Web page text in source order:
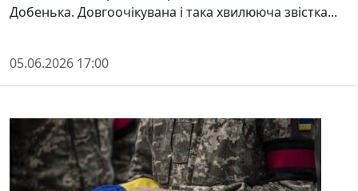
Добенька. Довгоочікувана і така хвилююча звістка...
05.06.2026 17:00